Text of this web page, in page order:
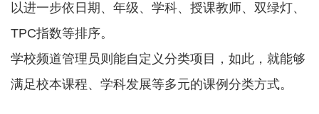
以进一步依日期、年级、学科、授课教师、双绿灯、
TPC指数等排序。
学校频道管理员则能自定义分类项目，如此，就能够
满足校本课程、学科发展等多元的课例分类方式。